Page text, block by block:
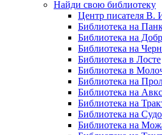
Найди свою библиотеку
Центр писателя В.
Библиотека на
Библиотека на
Библиотека на
Библиотека в Лосте
Библиотека в
Библиотека на
Библиотека на
Библиотека на
Библиотека на
Библиотека на